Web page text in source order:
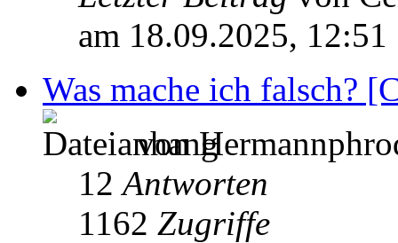
am 18.09.2025, 12:51
Was mache ich falsch?
von
12Antworten
1162 Zugriffe